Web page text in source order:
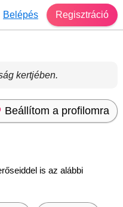
Belépés Regisztráció
kertjében.
Beállítom a profilomra
is az alábbi